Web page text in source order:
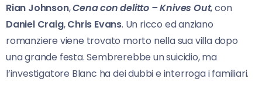
Rian Johnson,Cena con delitto –Knives Out, con
Daniel Craig,Chris Evans. Un ricco ed anziano
romanziere viene trovato morto nella sua villa dopo
una grande festa. Sembrerebbe un suicidio, ma
l’investigatore Blanc ha dei dubbi e interroga i familiari.